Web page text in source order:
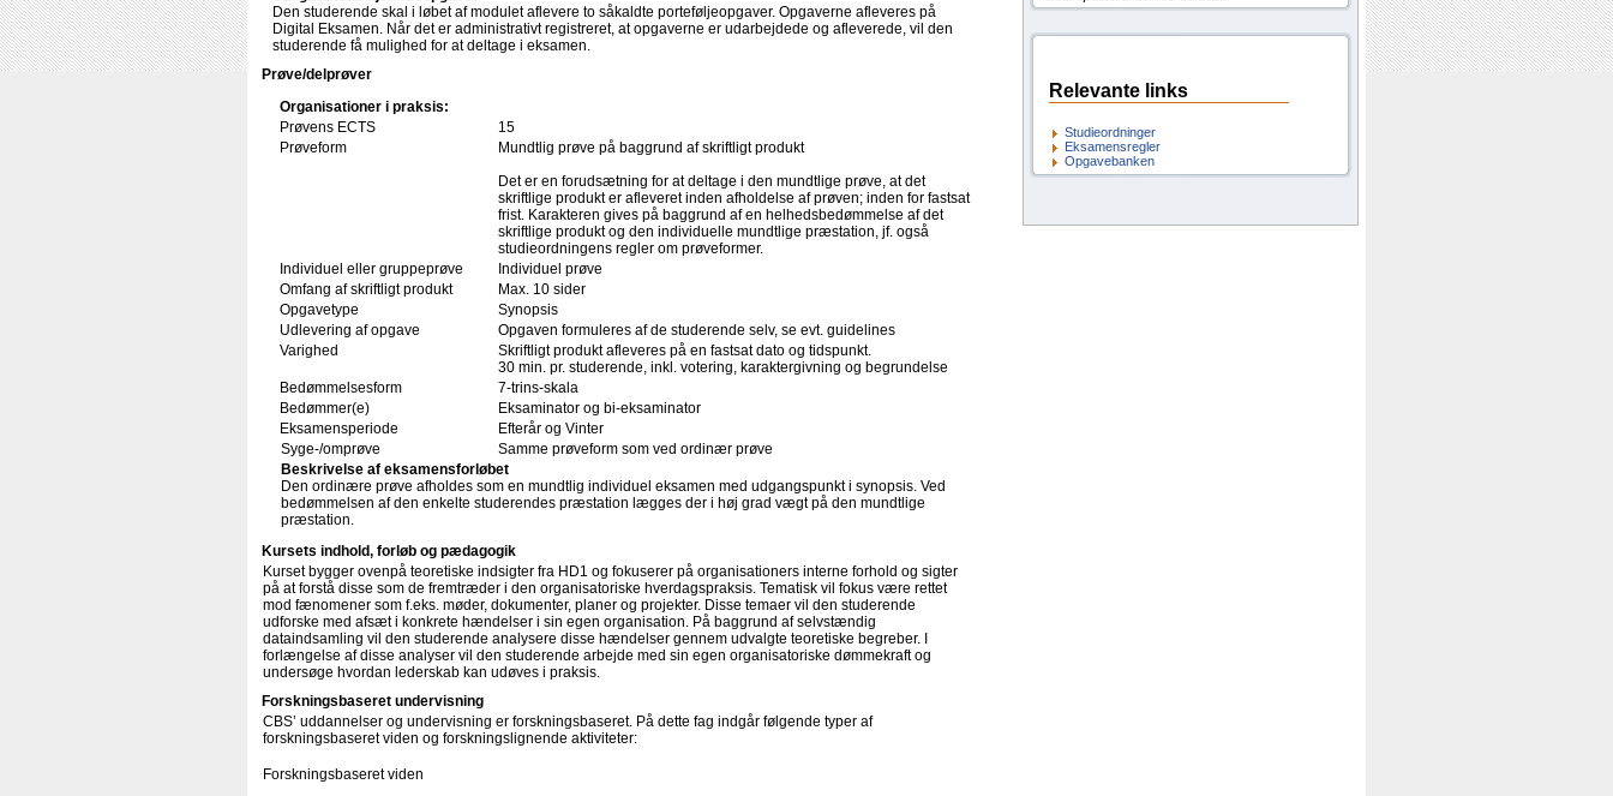
Den studerende skal i løbet af modulet aflevere to såkaldte porteføljeopgaver. Opgaverne afleveres på
Digital Eksamen. Når det er administrativt registreret, at opgaverne er udarbejdede og afleverede, vil den
studerende få mulighed for at deltage i eksamen.
Prøve/delprøver
Organisationer i praksis:
Prøvens ECTS
15
Prøveform
Mundtlig prøve på baggrund af skriftligt produkt
Det er en forudsætning for at deltage i den mundtlige prøve, at det
skriftlige produkt er afleveret inden afholdelse af prøven; inden for fastsat
frist. Karakteren gives på baggrund af en helhedsbedømmelse af det
skriftlige produkt og den individuelle mundtlige præstation, jf. også
studieordningens regler om prøveformer.
Individuel eller gruppeprøve
Individuel prøve
Omfang af skriftligt produkt
Max. 10 sider
Opgavetype
Synopsis
Udlevering af opgave
Opgaven formuleres af de studerende selv, se evt. guidelines
Varighed
Skriftligt produkt afleveres på en fastsat dato og tidspunkt.
30 min. pr. studerende, inkl. votering, karaktergivning og begrundelse
Bedømmelsesform
7-trins-skala
Bedømmer(e)
Eksaminator og bi-eksaminator
Eksamensperiode
Efterår og Vinter
Syge-/omprøve
Samme prøveform som ved ordinær prøve
Beskrivelse af eksamensforløbet
Den ordinære prøve afholdes som en mundtlig individuel eksamen med udgangspunkt i synopsis. Ved
bedømmelsen af den enkelte studerendes præstation lægges der i høj grad vægt på den mundtlige
præstation.
Kursets indhold, forløb og pædagogik
Kurset bygger ovenpå teoretiske indsigter fra HD1 og fokuserer på organisationers interne forhold og sigter
på at forstå disse som de fremtræder i den organisatoriske hverdagspraksis. Tematisk vil fokus være rettet
mod fænomener som f.eks. møder, dokumenter, planer og projekter. Disse temaer vil den studerende
udforske med afsæt i konkrete hændelser i sin egen organisation. På baggrund af selvstændig
dataindsamling vil den studerende analysere disse hændelser gennem udvalgte teoretiske begreber. I
forlængelse af disse analyser vil den studerende arbejde med sin egen organisatoriske dømmekraft og
undersøge hvordan lederskab kan udøves i praksis.
Forskningsbaseret undervisning
CBS’ uddannelser og undervisning er forskningsbaseret. På dette fag indgår følgende typer af
forskningsbaseret viden og forskningslignende aktiviteter:
Forskningsbaseret viden
Relevante links
Studieordninger
Eksamensregler
Opgavebanken